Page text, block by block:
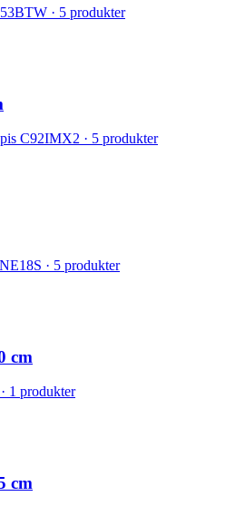
· 5 produkter
C92IMX2 · 5 produkter
· 5 produkter
cm
· 1 produkter
cm